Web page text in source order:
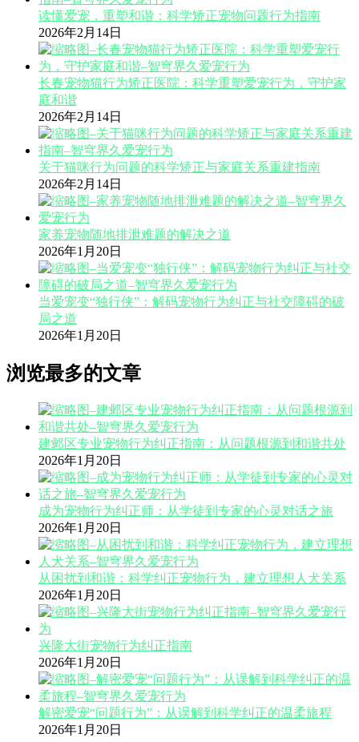
读懂爱宠，重塑和谐：科学矫正宠物问题行为指南
2026年2月14日
长春宠物猫行为矫正医院：科学重塑爱宠行为，守护家
庭和谐
2026年2月14日
关于猫咪行为问题的科学矫正与家庭关系重建指南
2026年2月14日
家养宠物随地排泄难题的解决之道
2026年1月20日
当爱宠变“独行侠”：解码宠物行为纠正与社交障碍的破
局之道
2026年1月20日
浏览最多的文章
建邺区专业宠物行为纠正指南：从问题根源到和谐共处
2026年1月20日
成为宠物行为纠正师：从学徒到专家的心灵对话之旅
2026年1月20日
从困扰到和谐：科学纠正宠物行为，建立理想人犬关系
2026年1月20日
兴隆大街宠物行为纠正指南
2026年1月20日
解密爱宠“问题行为”：从误解到科学纠正的温柔旅程
2026年1月20日